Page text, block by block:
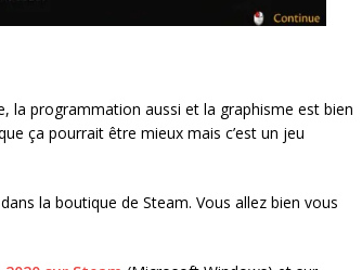
la programmation aussi et la graphisme est bien
ça pourrait être mieux mais c’est un jeu
dans la boutique de Steam. Vous allez bien vous